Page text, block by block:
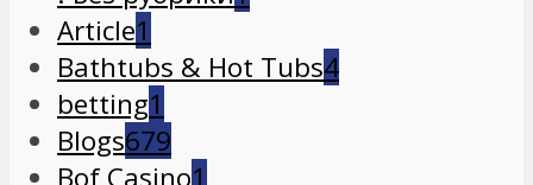
Article1
Bathtubs & Hot Tubs4
betting1
Blogs679
Bof Casino1